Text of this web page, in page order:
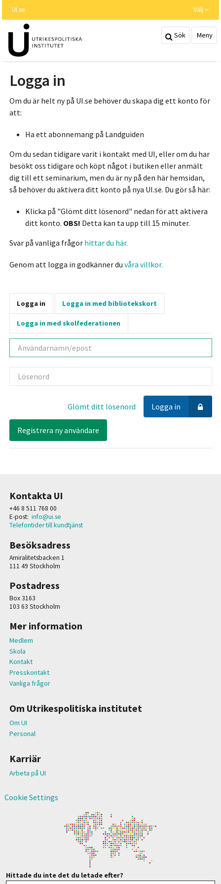
huvudinnehållet
UI.se Välj
Sök Meny
Logga in
Om du är helt ny på UI.se behöver du skapa dig ett konto för
att:
Ha ett abonnemang på Landguiden
Om du sedan tidigare varit i kontakt med UI, eller om du har
besökt oss tidigare och köpt något i butiken eller anmält
dig till ett seminarium, men du är ny på den här hemsidan,
så behöver du aktivera ditt konto på nya UI.se. Du gör så här:
Klicka på "Glömt ditt lösenord" nedan för att aktivera
ditt konto. OBS! Detta kan ta upp till 15 minuter.
Svar på vanliga frågor hittar du här.
Genom att logga in godkänner du våra villkor.
Logga in Logga in med bibliotekskort
Logga in med skolfederationen
Användarnamn
Lösenord
Logga in
Glömt ditt lösenord
Registrera ny användare
Kontakta UI
+46 8 511 768 00
E-post: info@ui.se
Telefontider till kundtjänst
Besöksadress
Amiralitetsbacken 1
111 49 Stockholm
Postadress
Box 3163
103 63 Stockholm
Mer information
Medlem
Skola
Kontakt
Presskontakt
Vanliga frågor
Om Utrikespolitiska institutet
Om UI
Personal
Karriär
Arbeta på UI
Cookie Settings
Hittade du inte det du letade efter?